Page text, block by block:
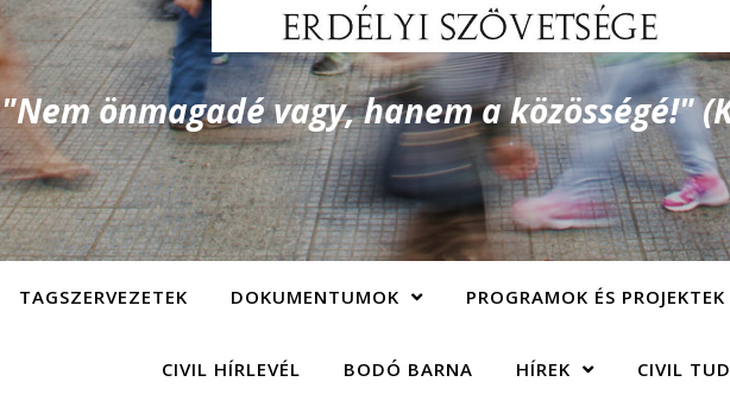
"Nem önmagadé vagy, hanem a közösségé!"
TAGSZERVEZETEK DOKUMENTUMOK PROGRAMOK ÉS PROJEKTEK
CIVIL HÍRLEVÉL BODÓ BARNA HÍREK CIVIL